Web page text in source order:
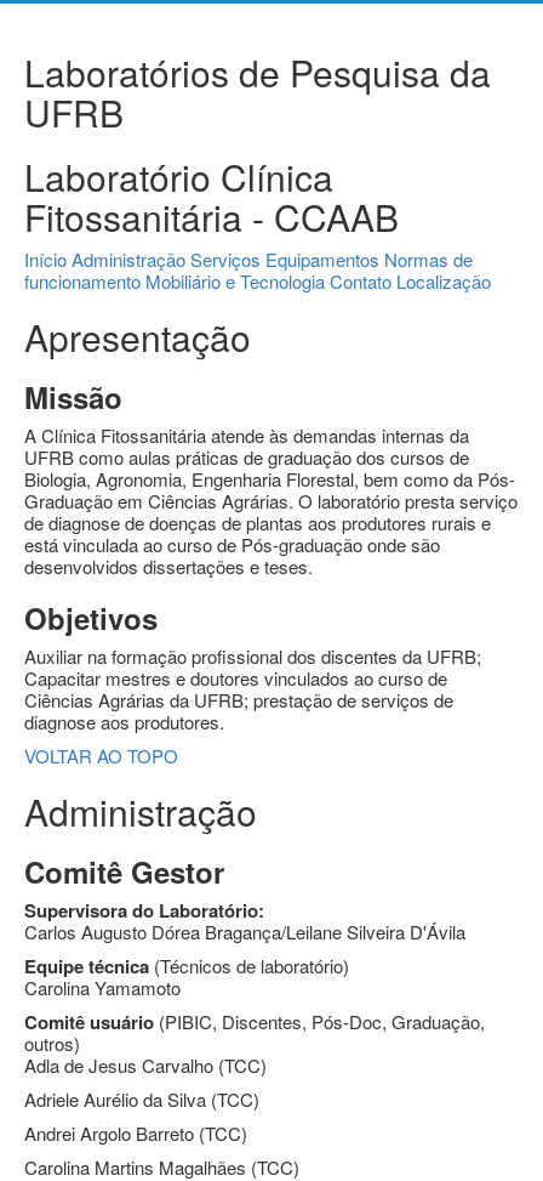
Laboratórios de Pesquisa da
UFRB
Laboratório Clínica
Fitossanitária - CCAAB
InícioAdministraçãoServiços Equipamentos Normas de
funcionamento Mobiliário e TecnologiaContato Localização
Apresentação
Missão
A Clínica Fitossanitária atende às demandas internas da
UFRB como aulas práticas de graduação dos cursos de
Biologia, Agronomia, Engenharia Florestal, bem como da Pós-
Graduação em Ciências Agrárias. O laboratório presta serviço
de diagnose de doenças de plantas aos produtores rurais e
está vinculada ao curso de Pós-graduação onde são
desenvolvidos dissertações e teses.
Objetivos
Auxiliar na formação profissional dos discentes da UFRB;
Capacitar mestres e doutores vinculados ao curso de
Ciências Agrárias da UFRB; prestação de serviços de
diagnose aos produtores.
VOLTAR AO TOPO
Administração
Comitê Gestor
Supervisora do Laboratório:
Carlos Augusto Dórea Bragança/Leilane Silveira D'Ávila
Equipe técnica (Técnicos de laboratório)
Carolina Yamamoto
Comitê usuário (PIBIC, Discentes, Pós-Doc, Graduação,
outros)
Adla de Jesus Carvalho (TCC)
Adriele Aurélio da Silva (TCC)
Andrei Argolo Barreto (TCC)
Carolina Martins Magalhães (TCC)